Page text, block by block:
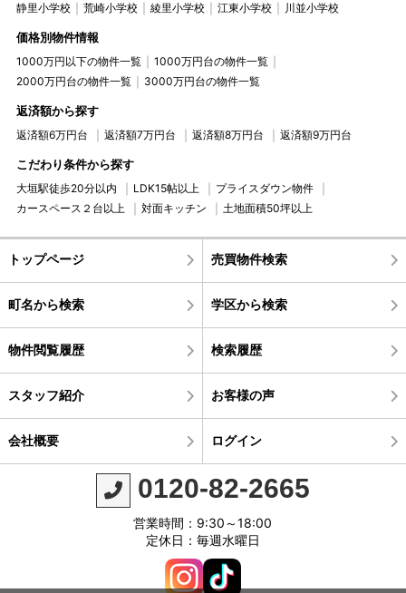
静里小学校
荒崎小学校 綾里小学校 江東小学校 川並小学校
価格別物件情報
1000万円以下の物件一覧
1000万円台の物件一覧
2000万円台の物件一覧
3000万円台の物件一覧
返済額から探す
返済額6万円台 返済額7万円台 返済額8万円台 返済額9万円台
こだわり条件から探す
大垣駅徒歩20分以内 LDK15帖以上
プライスダウン物件
カースペース２台以上
対面キッチン 土地面積50坪以上
トップページ 売買物件検索
町名から検索 学区から検索
物件閲覧履歴 検索履歴
スタッフ紹介 お客様の声
会社概要 ログイン
0120-82-2665
営業時間：9:30～18:00
定休日：毎週水曜日